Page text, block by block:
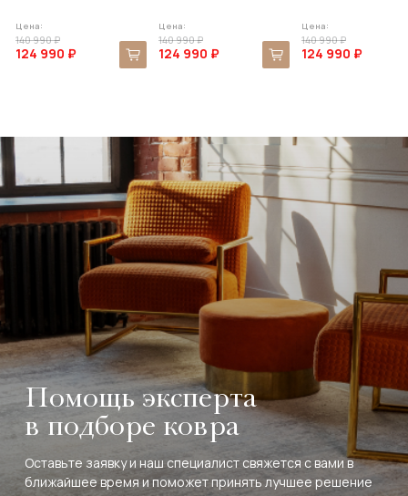
Цена:
140 990 ₽
124 990 ₽
Цена:
140 990 ₽
124 990 ₽
Цена:
140 990 ₽
124 990 ₽
Помощь эксперта
в подборе ковра
Оставьте заявку и наш специалист свяжется с вами в
ближайшее время и поможет принять лучшее решение